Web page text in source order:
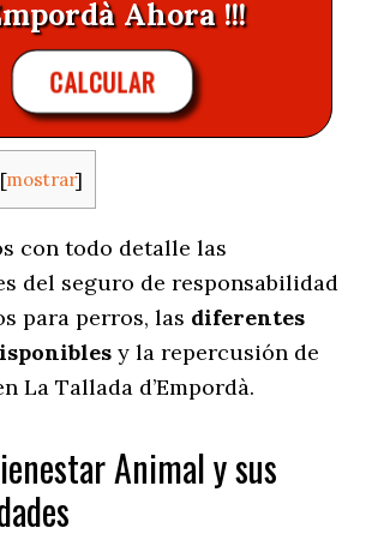
Ahora !!!
CALCULAR
[mostrar]
con todo detalle las
del seguro de responsabilidad
para perros, las diferentes
y la repercusión de
La Tallada d’Empordà.
Animal y sus